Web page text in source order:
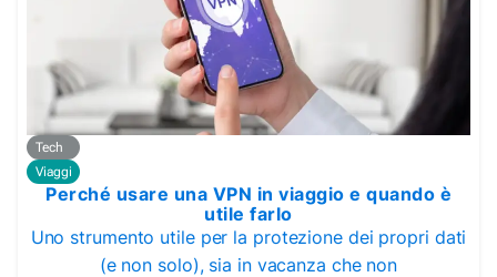
Tech
Viaggi
Perché usare una VPN in viaggio e quando è
utile farlo
Uno strumento utile per la protezione dei propri dati
(e non solo), sia in vacanza che non